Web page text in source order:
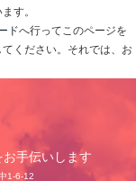
す。
ドへ行ってこのページを
ください。それでは、お
手伝いします
1-6-12